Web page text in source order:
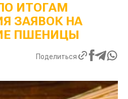
ИТОГАМ
ЗАЯВОК НА
ПШЕНИЦЫ
Поделиться